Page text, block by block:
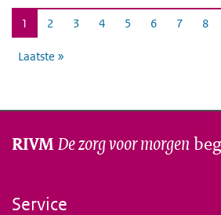
Paginering
Huidige
pagina
1 Pagina
2 Pagina
3 Pagina
4 Pagina
5 Pagina
6 Pagina
7 8
Laatste »
RIVM De zorg voor morgen
Service